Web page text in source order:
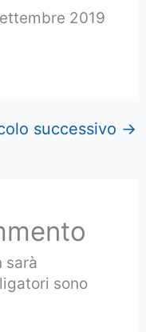
2019
successivo →
sarà
sono